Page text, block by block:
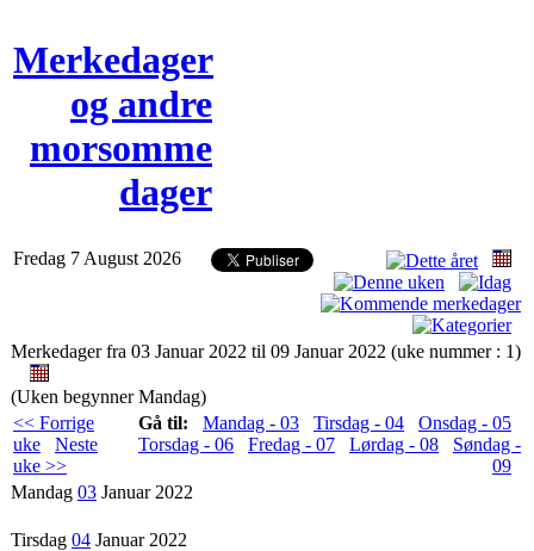
Merkedager
og andre
morsomme
dager
Fredag 7 August 2026
Merkedager fra 03 Januar 2022 til 09 Januar 2022 (uke nummer : 1)
(Uken begynner Mandag)
<< Forrige
uke
Neste
uke >>
Gå til: Mandag - 03 Tirsdag - 04
Onsdag - 05
Torsdag - 06
Fredag - 07 Lørdag - 08
Søndag -
09
Mandag 03 Januar 2022
Tirsdag 04 Januar 2022